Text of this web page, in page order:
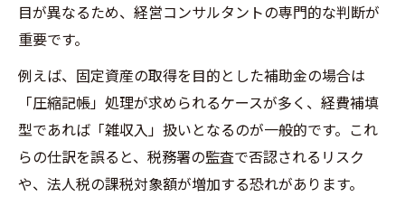
補助金収入と法人税課税対象の違い解説
補助金収益計上時の注意点と実務対応
経営コンサルティング活用時の補助金計上
注意点
補助金収益計上時期と確定通知の関係
経営コンサルティングによる会計処理アド
バイス
目が異なるため、経営コンサルタントの専門的な判断が
重要です。
例えば、固定資産の取得を目的とした補助金の場合は
「圧縮記帳」処理が求められるケースが多く、経費補填
型であれば「雑収入」扱いとなるのが一般的です。これ
らの仕訳を誤ると、税務署の監査で否認されるリスク
や、法人税の課税対象額が増加する恐れがあります。